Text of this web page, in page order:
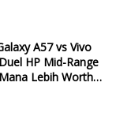
A57 vs Vivo
HP Mid-Range
Lebih Worth